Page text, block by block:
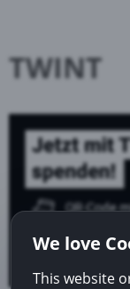
TWINT
We love
This website